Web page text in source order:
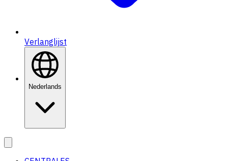
Verlanglijst
Nederlands